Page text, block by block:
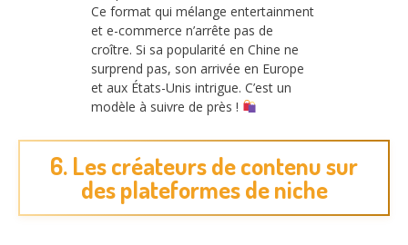
Ce format qui mélange entertainment
et e-commerce n’arrête pas de
croître. Si sa popularité en Chine ne
surprend pas, son arrivée en Europe
et aux États-Unis intrigue. C’est un
modèle à suivre de près !
6. Les créateurs de contenu sur
des plateformes de niche